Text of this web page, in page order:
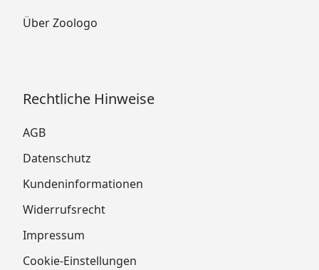
Über Zoologo
Rechtliche Hinweise
AGB
Datenschutz
Kundeninformationen
Widerrufsrecht
Impressum
Cookie-Einstellungen